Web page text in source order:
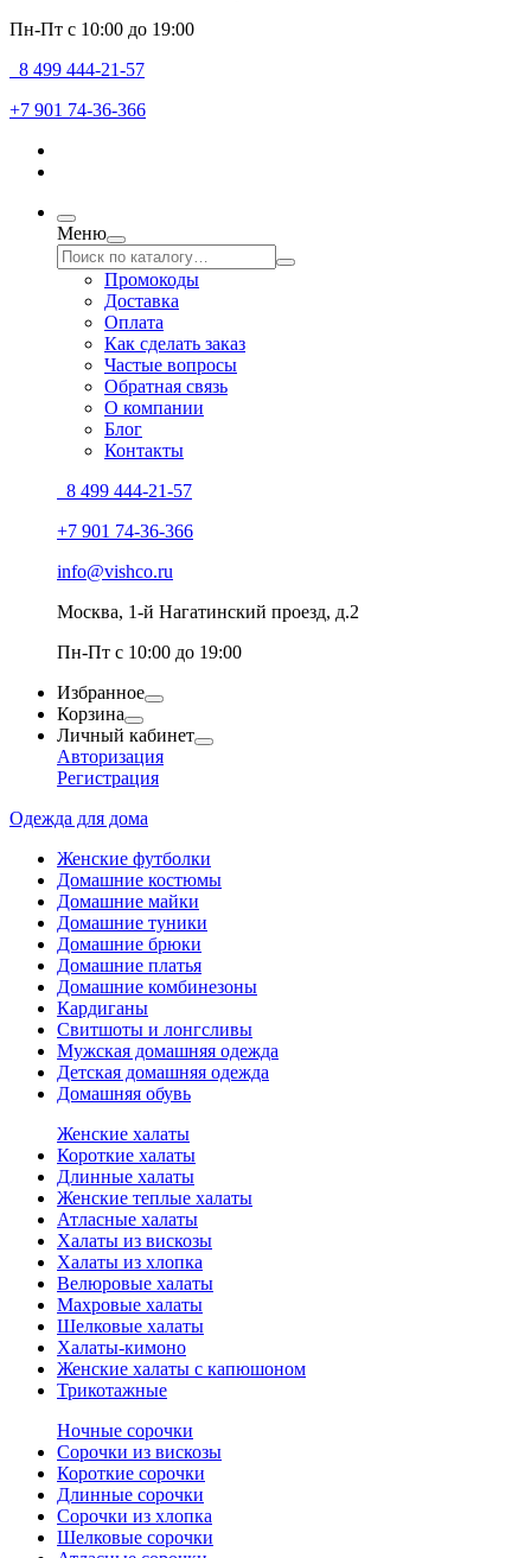
Пн-Пт с 10:00 до 19:00
8 499 444-21-57
+7 901 74-36-366
Меню
Промокоды
Доставка
Оплата
Как сделать заказ
Частые вопросы
Обратная связь
О компании
Блог
Контакты
8 499 444-21-57
+7 901 74-36-366
info@vishco.ru
Москва, 1-й Нагатинский проезд, д.2
Пн-Пт с 10:00 до 19:00
Избранное
Корзина
Личный кабинет
Авторизация
Регистрация
Одежда для дома
Женские футболки
Домашние костюмы
Домашние майки
Домашние туники
Домашние брюки
Домашние платья
Домашние комбинезоны
Кардиганы
Свитшоты и лонгсливы
Мужская домашняя одежда
Детская домашняя одежда
Домашняя обувь
Женские халаты
Короткие халаты
Длинные халаты
Женские теплые халаты
Атласные халаты
Халаты из вискозы
Халаты из хлопка
Велюровые халаты
Махровые халаты
Шелковые халаты
Халаты-кимоно
Женские халаты с капюшоном
Трикотажные
Ночные сорочки
Сорочки из вискозы
Короткие сорочки
Длинные сорочки
Сорочки из хлопка
Шелковые сорочки